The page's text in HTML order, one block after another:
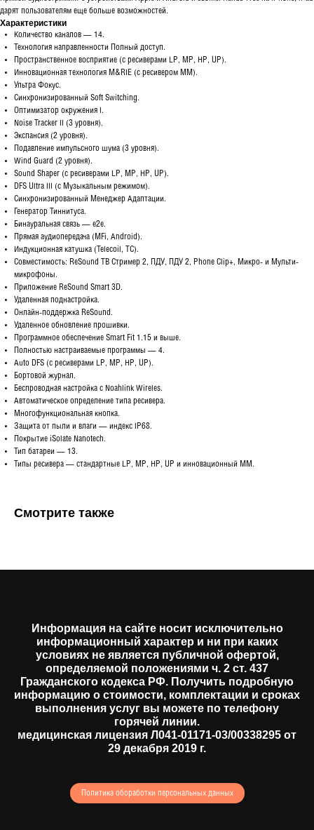
дарят пользователям еще больше возможностей.
Характеристики
Количество каналов — 14.
Технология направленности Полный доступ.
Пространственное восприятие (с ресиверами LP, MP, HP, UP).
Инновационная технология M&RIE (с ресивером ММ).
Ультра Фокус.
Синхронизированный Soft Switching.
Оптимизатор окружения I.
Noise Tracker II (3 уровня).
Экспансия (2 уровня).
Подавление импульсного шума (3 уровня).
Wind Guard (2 уровня).
Sound Shaper (с ресиверами LP, MP, HP, UP).
DFS Ultra III (с Музыкальным режимом).
Синхронизированный Менеджер Адаптации.
Генератор Тиннитуса.
Бинауральная связь — е2е.
Прямая аудиопередача (MFi, Android).
Индукционная катушка (Telecoil, TC).
Совместимость: ReSound ТВ Стример 2, ПДУ, ПДУ 2, Phone Clip+, Микро- и Мульти-
микрофоны.
Приложение ReSound Smart 3D.
Удаленная поднастройка.
Онлайн-поддержка ReSound.
Удаленное обновление прошивки.
Программное обеспечение Smart Fit 1.15 и выше.
Полностью настраиваемые программы — 4.
Auto DFS (с ресиверами LP, MP, HP, UP).
Бортовой журнал.
Беспроводная настройка с Noahlink Wireles.
Автоматическое определение типа ресивера.
Многофункциональная кнопка.
Защита от пыли и влаги — индекс IP68.
Покрытие iSolate Nanotech.
Тип батареи — 13.
Типы ресивера — стандартные LP, MP, HP, UP и инновационный ММ.
Смотрите также
Информация на сайте носит исключительно
информационный характер и ни при каких
условиях не является публичной офертой,
определяемой положениями ч. 2 ст. 437
Гражданского кодекса РФ. Получить подробную
информацию о стоимости, комплектации и сроках
выполнения услуг вы можете по телефону
горячей линии.
медицинская лицензия Л041-01171-03/00338295 от
29 декабря 2019 г.
Политика обоработки персональных данных